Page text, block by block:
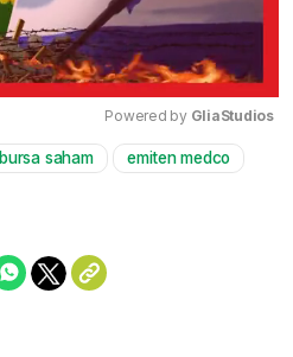
Mute
Powered by GliaStudios
bursa saham emiten medco